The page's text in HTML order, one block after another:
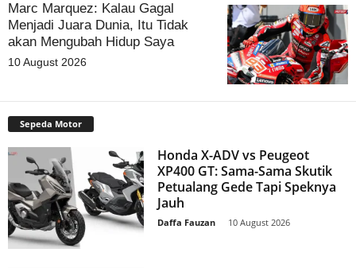
Marc Marquez: Kalau Gagal
Menjadi Juara Dunia, Itu Tidak
akan Mengubah Hidup Saya
10 August 2026
Sepeda Motor
Honda X-ADV vs Peugeot
XP400 GT: Sama-Sama Skutik
Petualang Gede Tapi Speknya
Jauh
Daffa Fauzan 10 August 2026